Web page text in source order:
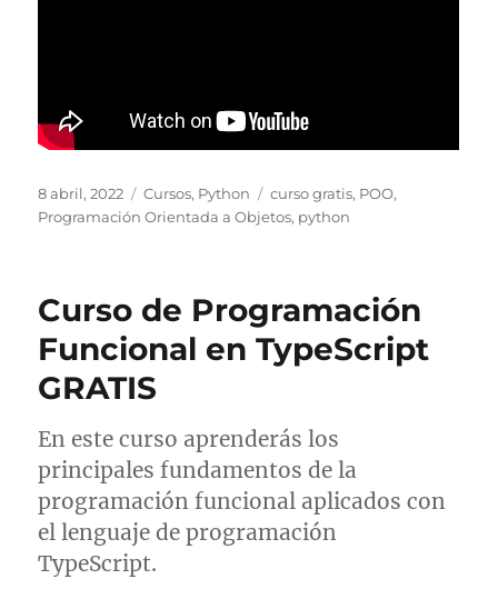
Publicado
el
8 abril, 2022 Categorías
Cursos, Python Etiquetas
curso gratis, POO,
Programación Orientada a Objetos, python
Curso de Programación
Funcional en TypeScript
GRATIS
En este curso aprenderás los
principales fundamentos de la
programación funcional aplicados con
el lenguaje de programación
TypeScript.